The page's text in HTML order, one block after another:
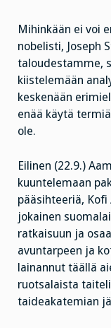
Mihinkään ei voi
nobelisti, Joseph
taloudestamme,
kiistelemään
keskenään
enää käytä
ole.
Eilinen (22.9.)
kuuntelemaan
pääsihteeriä, Kofi
jokainen
ratkaisuun ja
avuntarpeen ja
lainannut täällä
ruotsalaista
taideakatemian